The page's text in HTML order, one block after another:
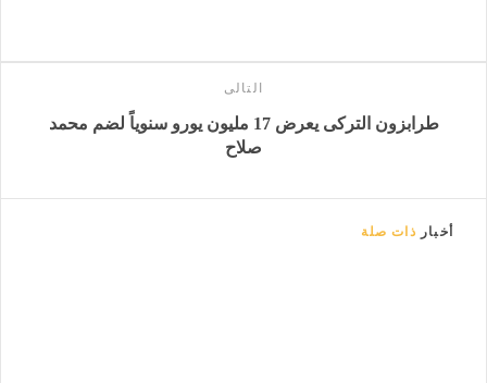
التالى
طرابزون التركى يعرض 17 مليون يورو سنوياً لضم محمد
صلاح
أخبار ذات صلة